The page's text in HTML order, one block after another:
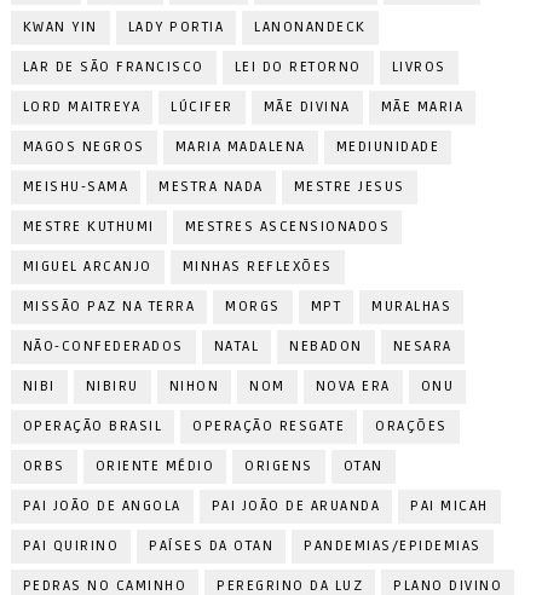
KWAN YIN LADY PORTIA LANONANDECK
LAR DE SÃO FRANCISCO LEI DO RETORNO LIVROS
LORD MAITREYA LÚCIFER MÃE DIVINA MÃE MARIA
MAGOS NEGROS MARIA MADALENA MEDIUNIDADE
MEISHU-SAMA MESTRA NADA MESTRE JESUS
MESTRE KUTHUMI MESTRES ASCENSIONADOS
MIGUEL ARCANJO MINHAS REFLEXÕES
MISSÃO PAZ NA TERRA MORGS MPT MURALHAS
NÃO-CONFEDERADOS NATAL NEBADON NESARA
NIBI NIBIRU NIHON NOM NOVA ERA ONU
OPERAÇÃO BRASIL OPERAÇÃO RESGATE ORAÇÕES
ORBS ORIENTE MÉDIO ORIGENS OTAN
PAI JOÃO DE ANGOLA PAI JOÃO DE ARUANDA PAI MICAH
PAI QUIRINO PAÍSES DA OTAN PANDEMIAS/EPIDEMIAS
PEDRAS NO CAMINHO PEREGRINO DA LUZ PLANO DIVINO